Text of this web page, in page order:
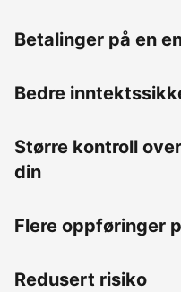
Betalinger på en
Bedre
Større kontroll
din
Flere oppføringer
Redusert risiko